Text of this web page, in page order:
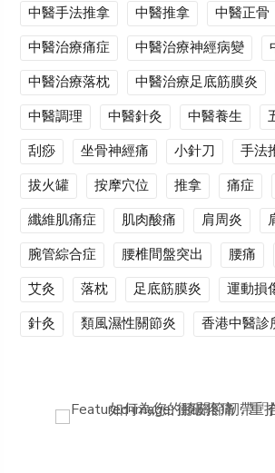
中醫手法推拿
中醫推拿 中醫正骨
中醫治療痛症
中醫治療神經病變
中醫治療落枕
中醫治療足底筋膜炎
中醫調理
中醫針灸 中醫養生
刮痧
坐骨神經痛 小針刀 手法
拔火罐
按摩穴位 推拿 痛症
纖維肌痛症
肌肉酸痛 肩周炎
腕管綜合症
腰椎間盤突出 腰痛
艾灸
落枕 足底筋膜炎 運動損
針灸
類風濕性關節炎 香港中醫診